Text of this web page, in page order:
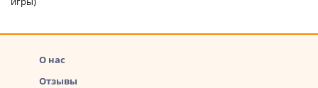
О нас
Отзывы